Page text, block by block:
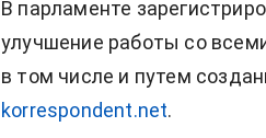
В парламенте
улучшение работы со
в том числе и путем
korrespondent.net.